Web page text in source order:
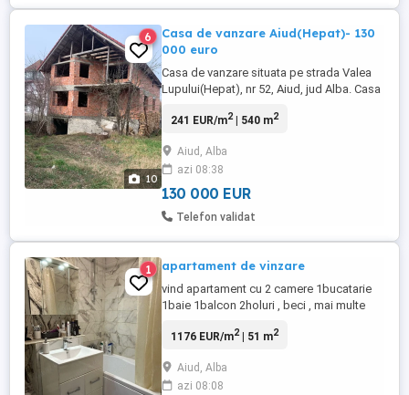
10
6
Casa de vanzare Aiud(Hepat)- 130
000 euro
Casa de vanzare situata pe strada Valea
Lupului(Hepat), nr 52, Aiud, jud Alba. Casa
de 324 mp impartiti pe 3 nivele(S+P+M);
Suprafata totala a terenului(casa+curte)
este de 540 mp. Diferenta de 240 mp sunt
in concesiune. Anul ...
241 EUR/m2| 540 m2
Aiud, Alba
azi 08:38
130 000 EUR
Telefon validat
1 apartament de vinzare
vind apartament cu 2 camere 1bucatarie
1baie 1balcon 2holuri , beci , mai multe
1176 EUR/m2| 51 m2
Aiud, Alba
azi 08:08